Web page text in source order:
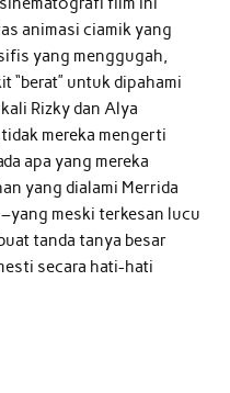
animasi ciamik yang
yang menggugah,
“berat” untuk dipahami
Rizky dan Alya
mereka mengerti
apa yang mereka
yang dialami Merrida
meski terkesan lucu
tanda tanya besar
secara hati-hati